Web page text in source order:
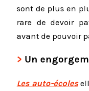
sont de plus en
rare de devoir
avant de pouvoir
Un
Les auto-écoles